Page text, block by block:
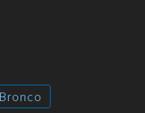
Bronco